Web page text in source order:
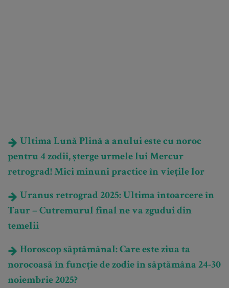
Ultima Lună Plină a anului este cu noroc
pentru 4 zodii, șterge urmele lui Mercur
retrograd! Mici minuni practice în viețile lor
Uranus retrograd 2025: Ultima întoarcere în
Taur – Cutremurul final ne va zgudui din
temelii
Horoscop săptămânal: Care este ziua ta
norocoasă în funcție de zodie în săptămâna 24-30
noiembrie 2025?